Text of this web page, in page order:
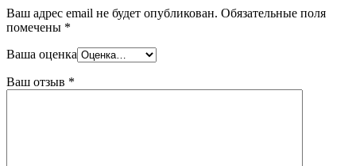
Ваш адрес email не будет опубликован. Обязательные поля
помечены *
Ваша оценка
Ваш отзыв *